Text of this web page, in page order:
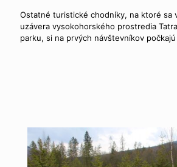
Ostatné turistické chodníky, na ktoré sa
uzávera vysokohorského prostredia
parku, si na prvých návštevníkov